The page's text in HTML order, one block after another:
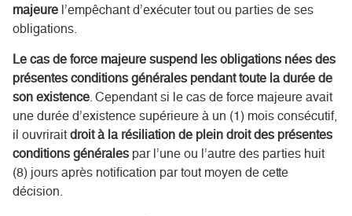
majeure l’empêchant d’exécuter tout ou parties de ses
obligations.
Le cas de force majeure suspend les obligations nées des
présentes conditions générales pendant toute la durée de
son existence. Cependant si le cas de force majeure avait
une durée d’existence supérieure à un (1) mois consécutif,
il ouvrirait droit à la résiliation de plein droit des présentes
conditions générales par l’une ou l’autre des parties huit
(8) jours après notification par tout moyen de cette
décision.